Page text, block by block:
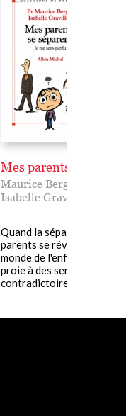
Mes parents se
Maurice Berger
Isabelle Gravillon
Quand la séparation de ses
parents se révèle
monde de l'enfant
proie à des sentiments
contradictoires, il ne......